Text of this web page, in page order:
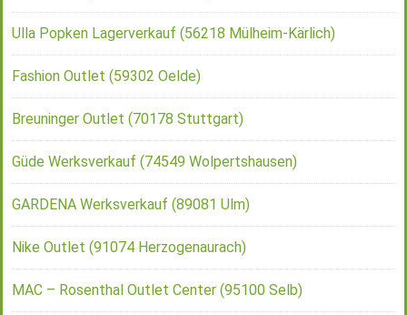
Ulla Popken Lagerverkauf (56218 Mülheim-Kärlich)
Fashion Outlet (59302 Oelde)
Breuninger Outlet (70178 Stuttgart)
Güde Werksverkauf (74549 Wolpertshausen)
GARDENA Werksverkauf (89081 Ulm)
Nike Outlet (91074 Herzogenaurach)
MAC – Rosenthal Outlet Center (95100 Selb)